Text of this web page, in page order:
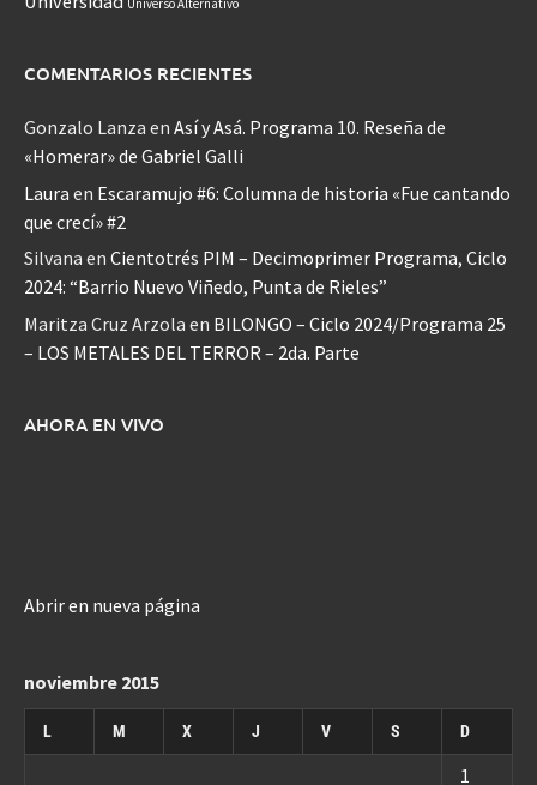
Universo Alternativo
COMENTARIOS RECIENTES
Gonzalo Lanza en Así y Asá. Programa 10. Reseña de
«Homerar» de Gabriel Galli
Laura en Escaramujo #6: Columna de historia «Fue cantando
que crecí» #2
Silvana en Cientotrés PIM – Decimoprimer Programa, Ciclo
2024: “Barrio Nuevo Viñedo, Punta de Rieles”
Maritza Cruz Arzola en BILONGO – Ciclo 2024/Programa 25
– LOS METALES DEL TERROR – 2da. Parte
AHORA EN VIVO
Abrir en nueva página
noviembre 2015
L M X J V S D
1